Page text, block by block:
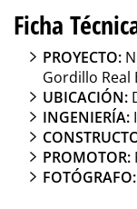
Ficha
PROYECTO:
Gordillo Real
UBICACIÓN:
INGENIERÍA:
PROMOTOR:
FOTÓGRAFO: